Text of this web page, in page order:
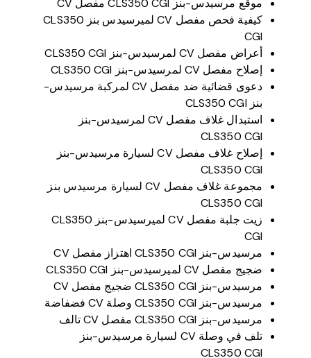
موقع مرسيدس-بنز CLS350 CGI مفصل CV
كيفية فحص مفصل CV لميرسيدس بنز CLS350
CGI
أعراض مفصل CV لمرسيدس-بنز CLS350 CGI
إصلاح مفصل CV لمرسيدس-بنز CLS350 CGI
دعوى قضائية ضد مفصل CV لمركبة مرسيدس-
بنز CLS350 CGI
استبدال غلاف مفصل CV لمرسيدس-بنز
CLS350 CGI
إصلاح غلاف مفصل CV لسيارة مرسيدس-بنز
CLS350 CGI
مجموعة غلاف مفصل CV لسيارة مرسيدس بنز
CLS350 CGI
زيت جلبة مفصل CV لميرسيدس-بنز CLS350
CGI
مرسيدس-بنز CLS350 CGI اهتزاز مفصل CV
ضجيج مفصل CV لميرسيدس-بنز CLS350 CGI
مرسيدس-بنز CLS350 CGI ضجيج مفصل CV
مرسيدس-بنز CLS350 CGI وصلة CV فضفاضة
مرسيدس-بنز CLS350 CGI مفصل CV تالف
تلف في وصلة CV لسيارة مرسيدس-بنز
CLS350 CGI